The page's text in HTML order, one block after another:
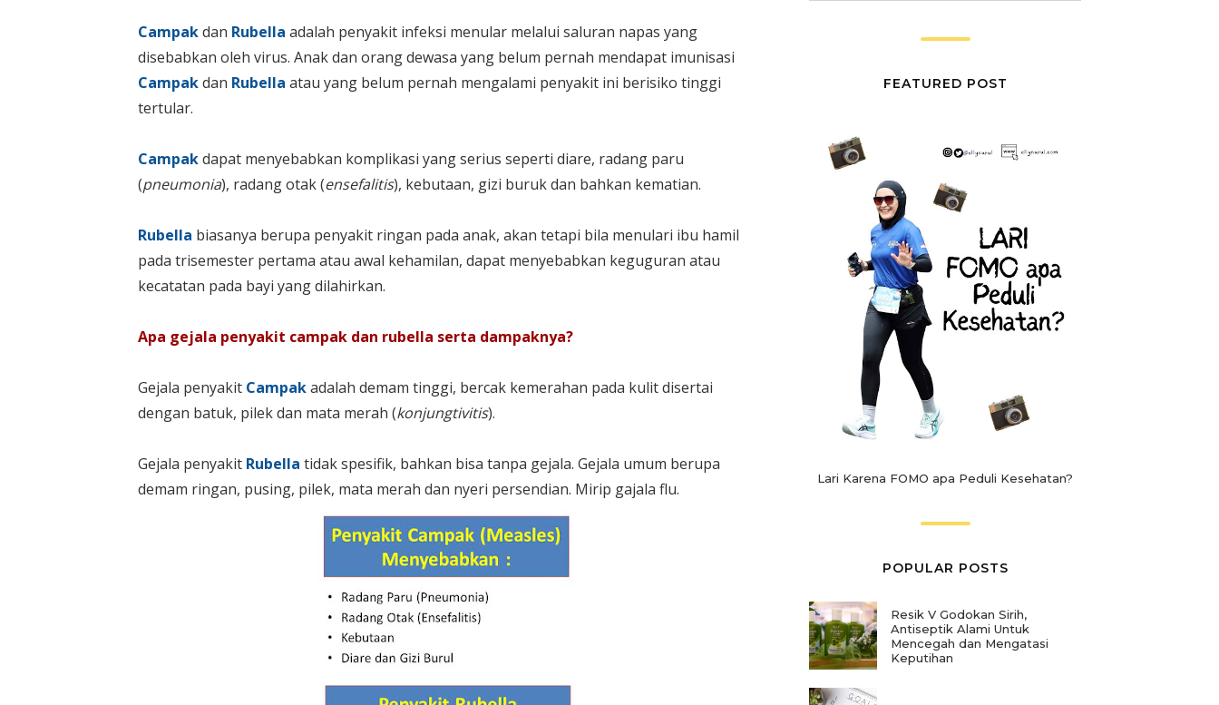
Campakdan Rubella adalah penyakit infeksi menular melalui saluran napas yang
disebabkan oleh virus. Anak dan orang dewasa yang belum pernah mendapat imunisasi
Campakdan Rubella atau yang belum pernah mengalami penyakit ini berisiko tinggi
tertular.
Campakdapat menyebabkan komplikasi yang serius seperti diare, radang paru
(pneumonia), radang otak (ensefalitis), kebutaan, gizi buruk dan bahkan kematian.
Rubella biasanya berupa penyakit ringan pada anak, akan tetapi bila menulari ibu hamil
pada trisemester pertama atau awal kehamilan, dapat menyebabkan keguguran atau
kecatatan pada bayi yang dilahirkan.
Apa gejala penyakit campak dan rubella serta dampaknya?
Gejala penyakit Campakadalah demam tinggi, bercak kemerahan pada kulit disertai
dengan batuk, pilek dan mata merah (konjungtivitis).
Gejala penyakit Rubella tidak spesifik, bahkan bisa tanpa gejala. Gejala umum berupa
demam ringan, pusing, pilek, mata merah dan nyeri persendian. Mirip gajala flu.
FEATURED POST
Lari Karena FOMO apa Peduli Kesehatan?
POPULAR POSTS
Resik V Godokan Sirih,
Antiseptik Alami Untuk
Mencegah dan Mengatasi
Keputihan